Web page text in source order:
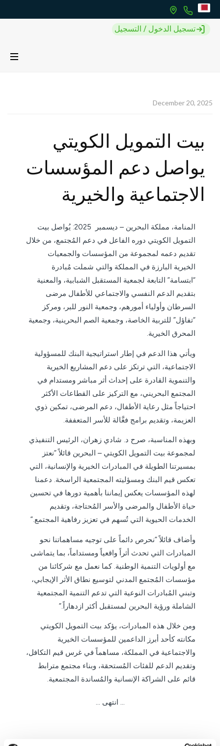
تسجيل الدخول / التسجيل
December 20, 2025
بيت التمويل الكويتي
يواصل دعم المؤسسات
الاجتماعية والخيرية
المنامة، مملكة البحرين – ديسمبر 2025: يُواصل بيت
التمويل الكويتي دوره الفاعل في دعم المُجتمع، من خلال
تقديم دعمه لمجموعة من المؤسسات والجمعيات
الخيرية البارزة في المملكة والتي شملت مُبادرة
“ابتسامة” التابعة لجمعية المستقبل الشبابية، والمعنية
بتقديم الدعم النفسي والاجتماعي للأطفال مرضى
السرطان وأولياء أمورهم، وجمعية النور للبر، ومركز
“تفاؤل” للتربية الخاصة، وجمعية الصم البحرينية، وجمعية
المحرق الخيرية.
ويأتي هذا الدعم في إطار استراتيجية البنك للمسؤولية
الاجتماعية، التي ترتكز على دعم المشاريع الخيرية
والتنموية القادرة على إحداث أثر مباشر ومستدام في
المجتمع البحريني، مع التركيز على القطاعات الأكثر
احتياجاً مثل رعاية الأطفال، دعم المرضى، تمكين ذوي
العزيمة، وتقديم برامج فعَّالة للأسر المتعففة.
وبهذه المناسبة، صرح د. شادي زهران، الرئيس التنفيذي
لمجموعة بيت التمويل الكويتي – البحرين قائلاً “نعتز
بمسيرتنا الطويلة في المبادرات الخيرية والإنسانية، التي
تعكس قيم البنك ومسؤليته المجتمعية الراسخة. دعمنا
لهذه المؤسسات يعكس إيماننا بأهمية دورها في تحسين
حياة الأطفال والمرضى والأسر المُحتاجة، وتقديم
الخدمات الحيوية التي تُسهم في تعزيز رفاهية المجتمع.”
وأضاف قائلاً “نحرص دائماً على توجيه مساهماتنا نحو
المبادرات التي تحدث أثراً واقعياً ومستداماً، بما يتماشى
مع أولويات التنمية الوطنية. كما نعمل مع شركائنا من
مؤسسات المُجتمع المدني لتوسيع نطاق الأثر الإيجابي،
وتبني المُبادرات النوعية التي تدعم التنمية المجتمعية
الشاملة ورؤية البحرين لمستقبل أكثر ازدهاراً.”
ومن خلال هذه المبادرات، يؤكد بيت التمويل الكويتي
مكانته كأحد أبرز الداعمين للمؤسسات الخيرية
والاجتماعية في المملكة، مساهماً في غرس قيم التكافل،
وتقديم الدعم للفئات المُستحقة، وبناء مجتمع مترابط
قائم على الشراكة الإنسانية والمُساندة المجتمعية.
… انتهى …